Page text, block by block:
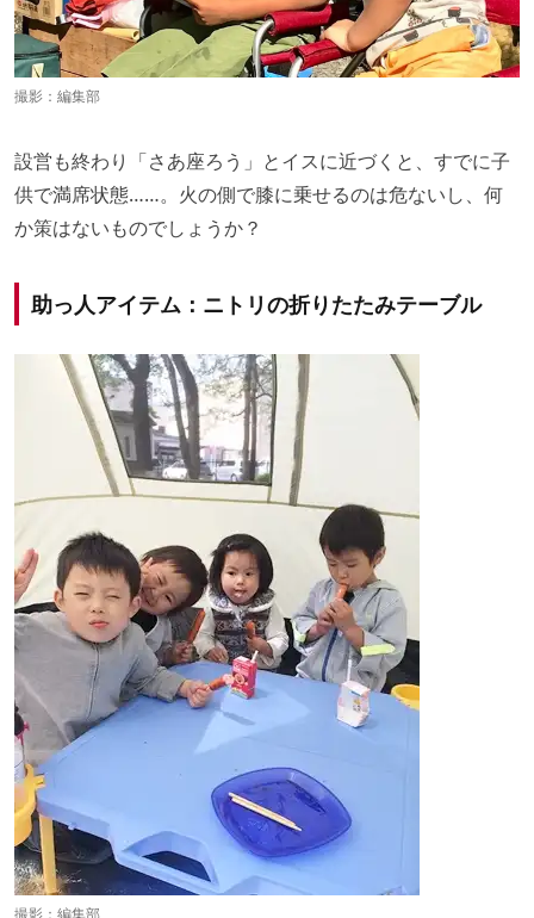
撮影：編集部
設営も終わり「さあ座ろう」とイスに近づくと、すでに子
供で満席状態……。火の側で膝に乗せるのは危ないし、何
か策はないものでしょうか？
助っ人アイテム：ニトリの折りたたみテーブル